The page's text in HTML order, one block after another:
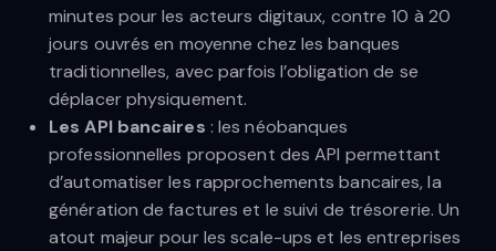
minutes pour les acteurs digitaux, contre 10 à 20
jours ouvrés en moyenne chez les banques
traditionnelles, avec parfois l’obligation de se
déplacer physiquement.
Les API bancaires : les néobanques
professionnelles proposent des API permettant
d’automatiser les rapprochements bancaires, la
génération de factures et le suivi de trésorerie. Un
atout majeur pour les scale-ups et les entreprises